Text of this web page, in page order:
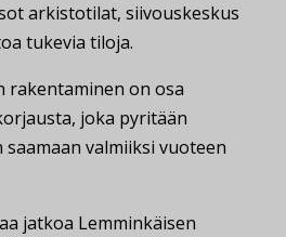
arkistotilat, siivouskeskus
tukevia tiloja.
rakentaminen on osa
joka pyritään
valmiiksi vuoteen
jatkoa Lemminkäisen